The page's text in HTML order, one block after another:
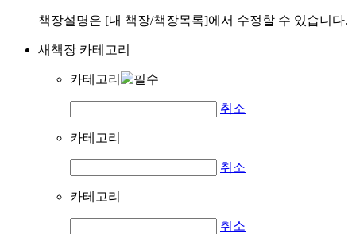
책장설명은 [내 책장/책장목록]에서 수정할 수 있습니다.
새책장 카테고리
카테고리
취소
카테고리
취소
카테고리
취소